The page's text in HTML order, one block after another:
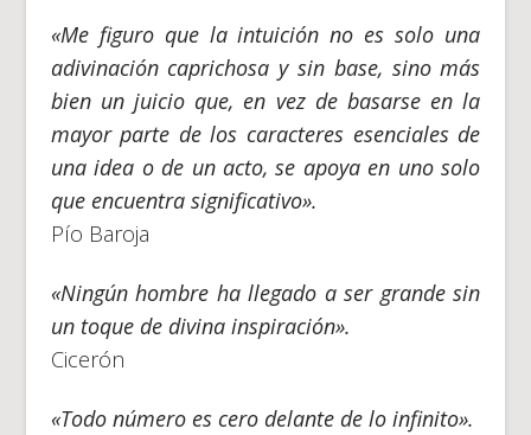
«Me figuro que la intuición no es solo una
adivinación caprichosa y sin base, sino más
bien un juicio que, en vez de basarse en la
mayor parte de los caracteres esenciales de
una idea o de un acto, se apoya en uno solo
que encuentra significativo».
Pío Baroja
«Ningún hombre ha llegado a ser grande sin
un toque de divina inspiración».
Cicerón
«Todo número es cero delante de lo infinito».